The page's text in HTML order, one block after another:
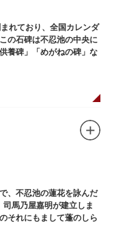
れており、全国カレンダ
の石碑は不忍池の中央に
養碑」「めがねの碑」な
、不忍池の蓮花を詠んだ
馬乃屋嘉明が建立しま
それにもまして蓬のしら